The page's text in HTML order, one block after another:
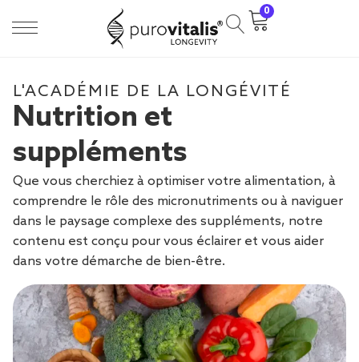
0
L'ACADÉMIE DE LA LONGÉVITÉ
Nutrition et
suppléments
Que vous cherchiez à optimiser votre alimentation, à
comprendre le rôle des micronutriments ou à naviguer
dans le paysage complexe des suppléments, notre
contenu est conçu pour vous éclairer et vous aider
dans votre démarche de bien-être.